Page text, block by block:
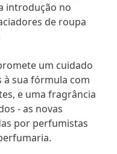
introdução no
de roupa
um cuidado
à sua fórmula com
e uma fragrância
- as novas
por perfumistas